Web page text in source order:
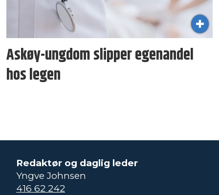
Askøy-ungdom slipper egenandel
hos legen
Redaktør og daglig leder
Yngve Johnsen
416 62 242